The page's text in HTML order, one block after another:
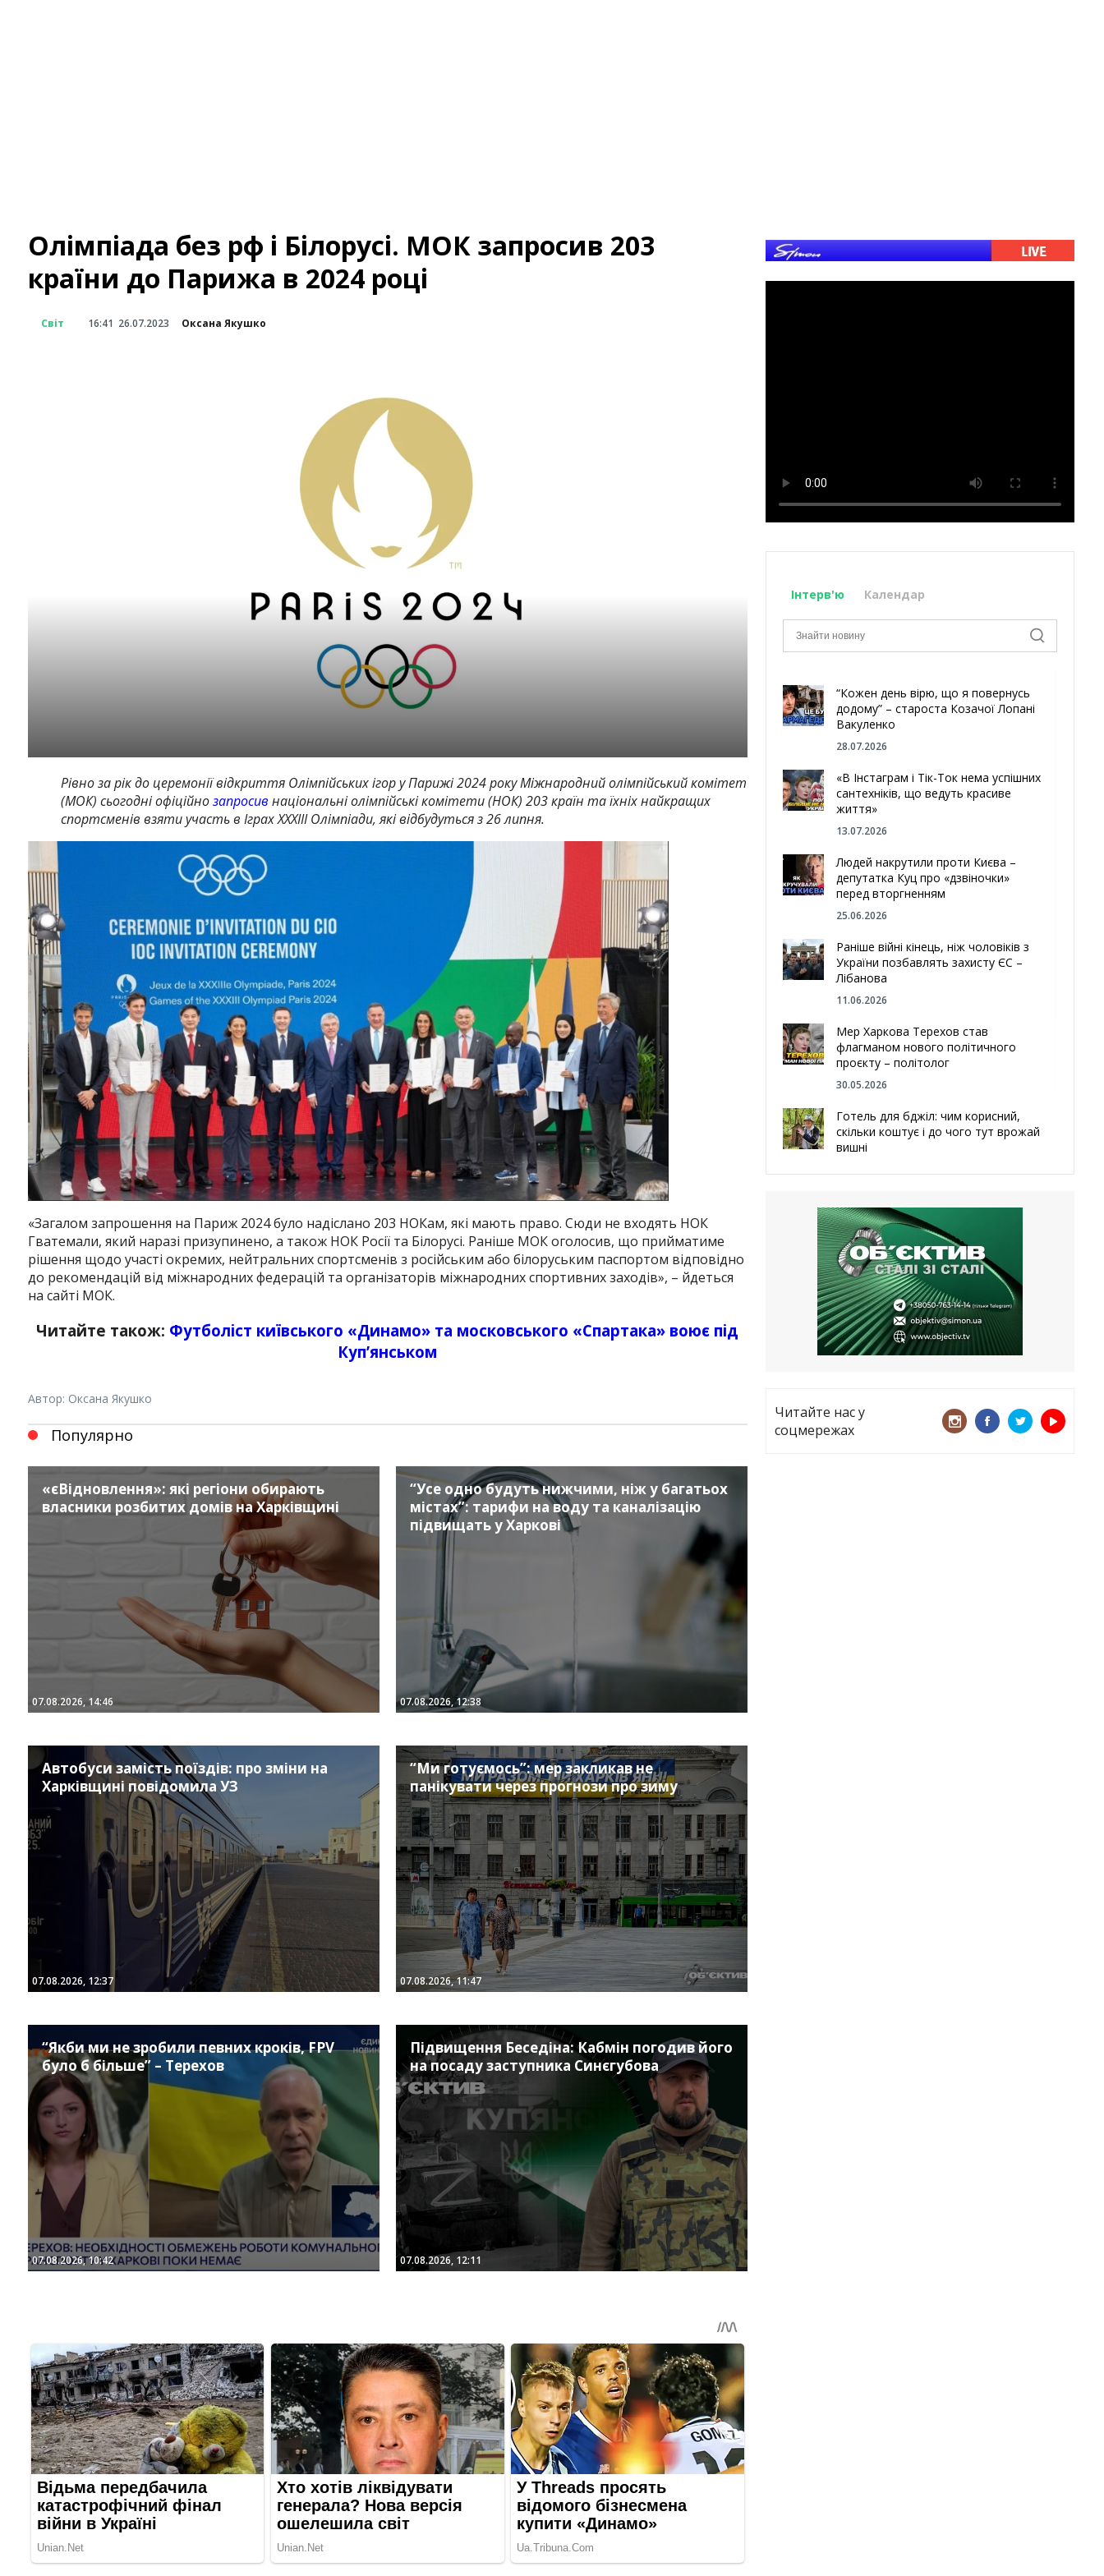
Олімпіада без рф і Білорусі. МОК запросив 203
країни до Парижа в 2024 році
Світ 16:41 26.07.2023 Оксана Якушко
Рівно за рік до церемонії відкриття Олімпійських ігор у Парижі 2024 року Міжнародний олімпійський комітет
(МОК) сьогодні офіційнозапросив національні олімпійські комітети (НОК) 203 країн та їхніх найкращих
спортсменів взяти участь в Іграх XXXIII Олімпіади, які відбудуться з 26 липня.
«Загалом запрошення на Париж 2024 було надіслано 203 НОКам, які мають право. Сюди не входять НОК
Гватемали, який наразі призупинено, а також НОК Росії та Білорусі. Раніше МОК оголосив, що прийматиме
рішення щодо участі окремих, нейтральних спортсменів з російським або білоруським паспортом відповідно
до рекомендацій від міжнародних федерацій та організаторів міжнародних спортивних заходів», – йдеться
на сайті МОК.
Читайте також: Футболіст київського «Динамо» та московського «Спартака» воює під
Куп’янськом
Автор: Оксана Якушко
Популярно
«єВідновлення»: які регіони обирають
власники розбитих домів на Харківщині
07.08.2026, 14:46
“Усе одно будуть нижчими, ніж у багатьох
містах”: тарифи на воду та каналізацію
підвищать у Харкові
07.08.2026, 12:38
Автобуси замість поїздів: про зміни на
Харківщині повідомила УЗ
07.08.2026, 12:37
“Ми готуємось”: мер закликав не
панікувати через прогнози про зиму
07.08.2026, 11:47
“Якби ми не зробили певних кроків, FPV
було б більше” – Терехов
07.08.2026, 10:42
Підвищення Беседіна: Кабмін погодив його
на посаду заступника Синєгубова
07.08.2026, 12:11
Інтерв'ю Календар
“Кожен день вірю, що я повернусь
додому” – староста Козачої Лопані
Вакуленко
28.07.2026
«В Інстаграм і Тік-Ток нема успішних
сантехніків, що ведуть красиве
життя»
13.07.2026
Людей накрутили проти Києва –
депутатка Куц про «дзвіночки»
перед вторгненням
25.06.2026
Раніше війні кінець, ніж чоловіків з
України позбавлять захисту ЄС –
Лібанова
11.06.2026
Мер Харкова Терехов став
флагманом нового політичного
проєкту – політолог
30.05.2026
Готель для бджіл: чим корисний,
скільки коштує і до чого тут врожай
вишні
Чугуєва, міста, яке встояло попри
все
21.05.2026
«ТЦК порушує закон? Нехай
платять!» Як завдяки штрафу жінку
виключили з обліку
15.05.2026
Читайте нас у
соцмережах